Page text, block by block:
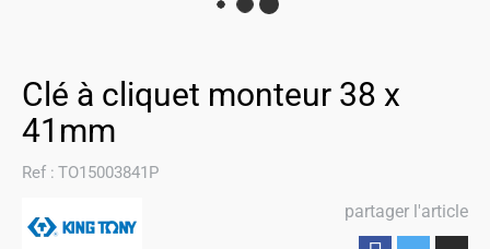
Clé à cliquet monteur 38 x
41mm
Ref : TO15003841P
partager l'article